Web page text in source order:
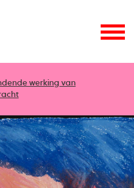
werking van